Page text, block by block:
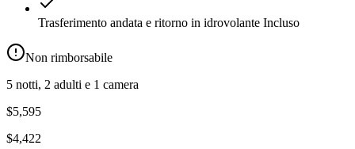
Trasferimento andata e ritorno in idrovolante Incluso
Non rimborsabile
5 notti, 2 adulti e 1 camera
$5,595
$4,422